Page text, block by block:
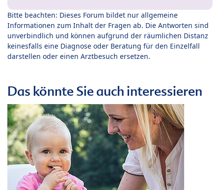
Bitte beachten: Dieses Forum bildet nur allgemeine
Informationen zum Inhalt der Fragen ab. Die Antworten sind
unverbindlich und können aufgrund der räumlichen Distanz
keinesfalls eine Diagnose oder Beratung für den Einzelfall
darstellen oder einen Arztbesuch ersetzen.
Das könnte Sie auch interessieren